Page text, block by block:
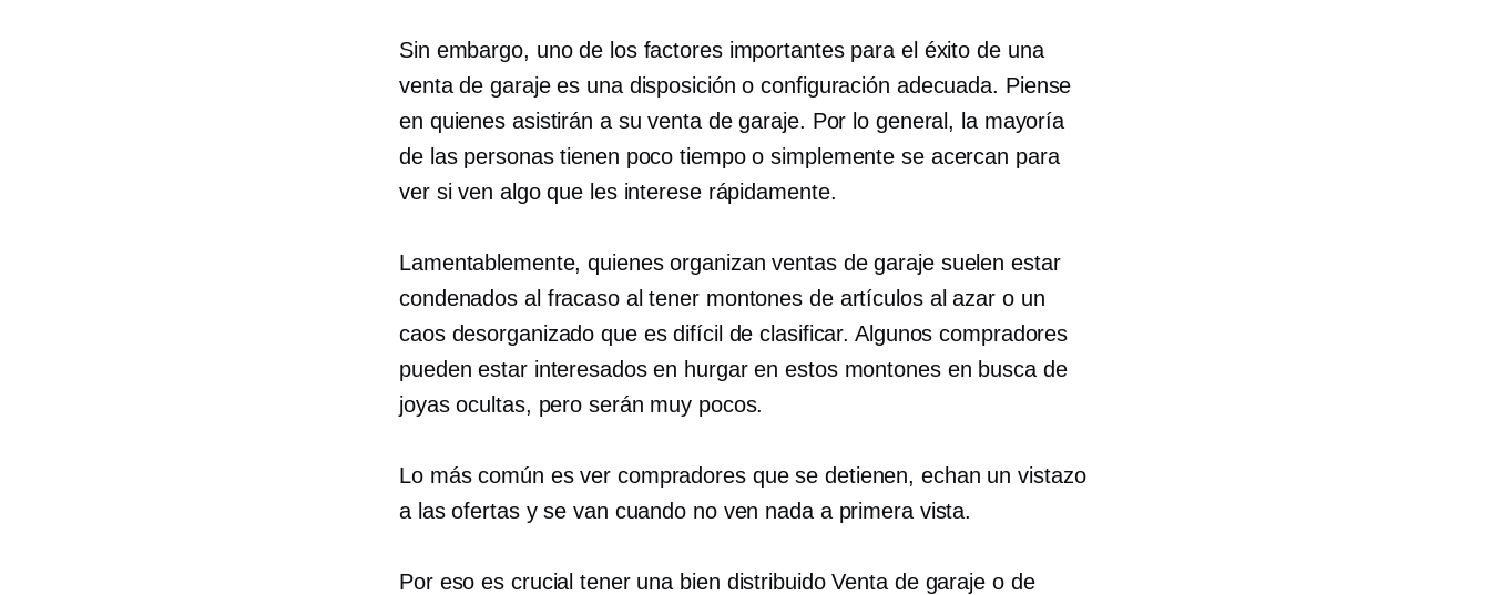
Sin embargo, uno de los factores importantes para el éxito de una
venta de garaje es una disposición o configuración adecuada. Piense
en quienes asistirán a su venta de garaje. Por lo general, la mayoría
de las personas tienen poco tiempo o simplemente se acercan para
ver si ven algo que les interese rápidamente.
Lamentablemente, quienes organizan ventas de garaje suelen estar
condenados al fracaso al tener montones de artículos al azar o un
caos desorganizado que es difícil de clasificar. Algunos compradores
pueden estar interesados ​​en hurgar en estos montones en busca de
joyas ocultas, pero serán muy pocos.
Lo más común es ver compradores que se detienen, echan un vistazo
a las ofertas y se van cuando no ven nada a primera vista.
Por eso es crucial tener una bien distribuidoVenta de garaje o de